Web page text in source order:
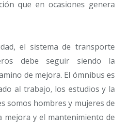
que en ocasiones genera
el sistema de transporte
debe seguir siendo la
de mejora. El ómnibus es
al trabajo, los estudios y la
somos hombres y mujeres de
mejora y el mantenimiento de